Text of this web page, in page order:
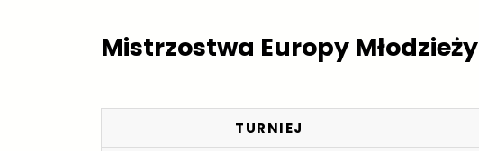
Mistrzostwa Europy Młodzieży
TURNIEJ